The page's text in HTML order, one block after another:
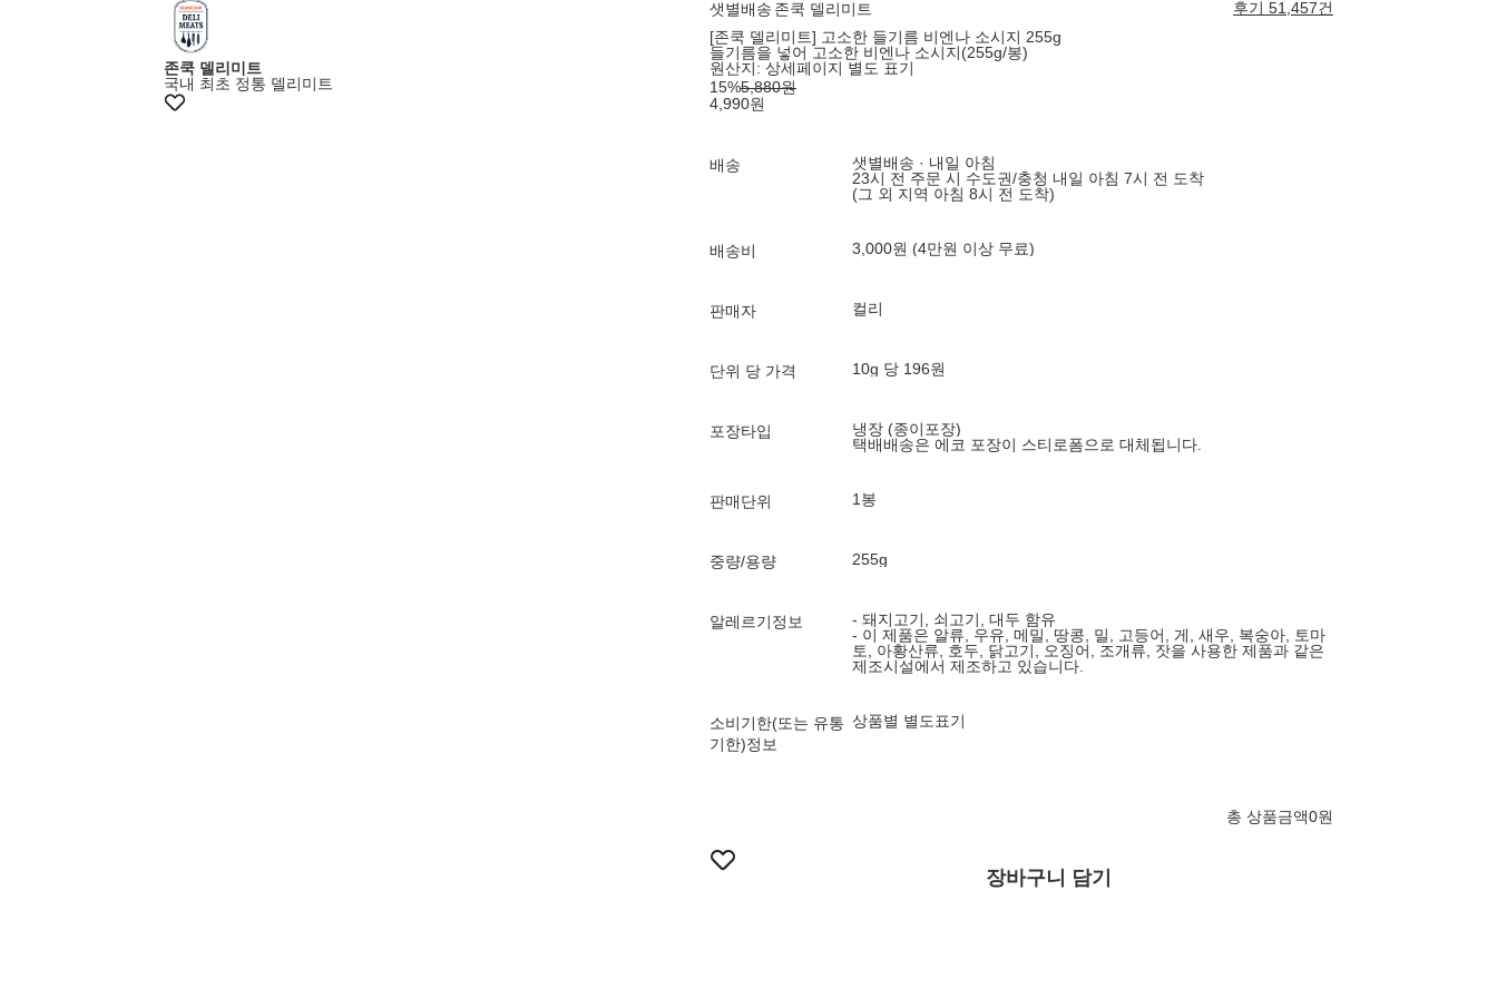
최대15% 쿠폰
존쿡 델리미트
국내 최초 정통 델리미트
샛별배송 존쿡 델리미트
후기 51,457건
[존쿡 델리미트] 고소한 들기름 비엔나 소시지 255g
들기름을 넣어 고소한 비엔나 소시지(255g/봉)
원산지: 상세페이지 별도 표기
15%5,880원
4,990원
배송
샛별배송 · 내일 아침
23시 전 주문 시 수도권/충청 내일 아침 7시 전 도착
(그 외 지역 아침 8시 전 도착)
배송비 3,000원 (4만원 이상 무료)
판매자 컬리
단위 당 가격 10g 당 196원
포장타입
냉장 (종이포장)
택배배송은 에코 포장이 스티로폼으로 대체됩니다.
판매단위 1봉
중량/용량 255g
알레르기정보
- 돼지고기, 쇠고기, 대두 함유
- 이 제품은 알류, 우유, 메밀, 땅콩, 밀, 고등어, 게, 새우, 복숭아, 토마
토, 아황산류, 호두, 닭고기, 오징어, 조개류, 잣을 사용한 제품과 같은
제조시설에서 제조하고 있습니다.
소비기한(또는 유통
기한)정보
상품별 별도표기
총 상품금액0원
장바구니 담기